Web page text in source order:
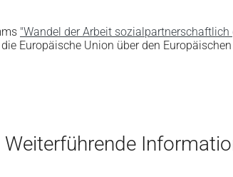
"Wandel der Arbeit
Europäische Union über den
Weiterführende